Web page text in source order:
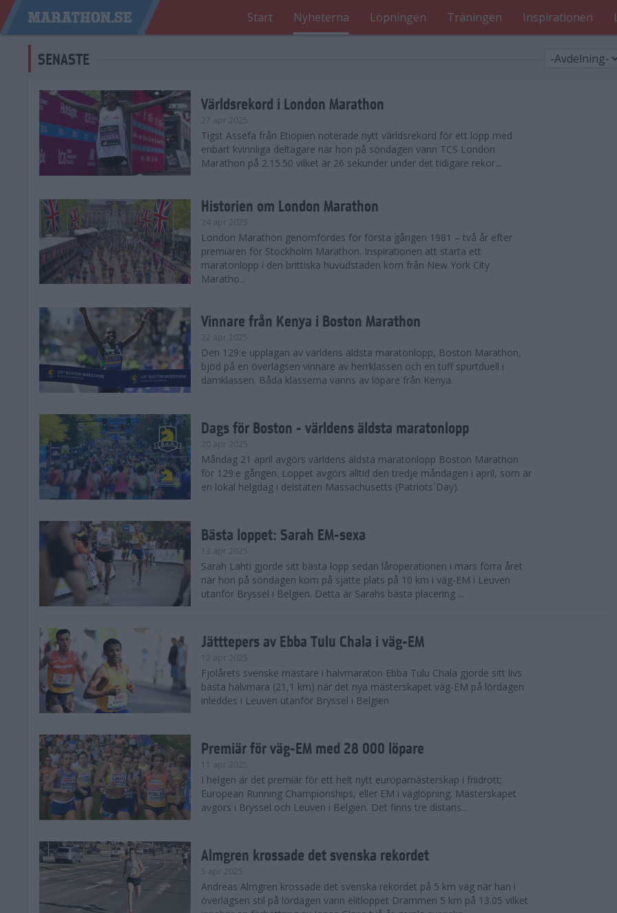
Start Nyheterna Löpningen Träningen Inspirationen
SENASTE
Världsrekord i London Marathon
27 apr 2025
Tigst Assefa från Etiopien noterade nytt världsrekord för ett lopp med
enbart kvinnliga deltagare när hon på söndagen vann TCS London
Marathon på 2.15.50 vilket är 26 sekunder under det tidigare rekor...
Historien om London Marathon
24 apr 2025
London Marathon genomfördes för första gången 1981 – två år efter
premiären för Stockholm Marathon. Inspirationen att starta ett
maratonlopp i den brittiska huvudstaden kom från New York City
Maratho...
Vinnare från Kenya i Boston Marathon
22 apr 2025
Den 129:e upplagan av världens äldsta maratonlopp, Boston Marathon,
bjöd på en överlägsen vinnare av herrklassen och en tuff spurtduell i
damklassen. Båda klasserna vanns av löpare från Kenya.
Dags för Boston - världens äldsta maratonlopp
20 apr 2025
Måndag 21 april avgörs världens äldsta maratonlopp Boston Marathon
för 129:e gången. Loppet avgörs alltid den tredje måndagen i april, som är
en lokal helgdag i delstaten Massachusetts (Patriots´Day).
Bästa loppet: Sarah EM-sexa
13 apr 2025
Sarah Lahti gjorde sitt bästa lopp sedan låroperationen i mars förra året
när hon på söndagen kom på sjätte plats på 10 km i väg-EM i Leuven
utanför Bryssel i Belgien. Detta är Sarahs bästa placering ...
Jätttepers av Ebba Tulu Chala i väg-EM
12 apr 2025
Fjolårets svenske mästare i halvmaraton Ebba Tulu Chala gjorde sitt livs
bästa halvmara (21,1 km) när det nya mästerskapet väg-EM på lördagen
inleddes i Leuven utanför Bryssel i Belgien
Premiär för väg-EM med 28 000 löpare
11 apr 2025
I helgen är det premiär för ett helt nytt europamästerskap i friidrott;
European Running Championships, eller EM i väglöpning. Mästerskapet
avgörs i Bryssel och Leuven i Belgien. Det finns tre distans...
Almgren krossade det svenska rekordet
5 apr 2025
Andreas Almgren krossade det svenska rekordet på 5 km väg när han i
överlägsen stil på lördagen vann elitloppet Drammen 5 km på 13.05 vilket